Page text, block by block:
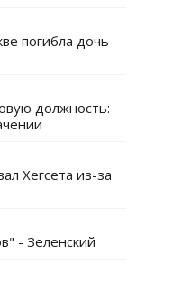
погибла дочь
должность:
Хегсета из-за
- Зеленский